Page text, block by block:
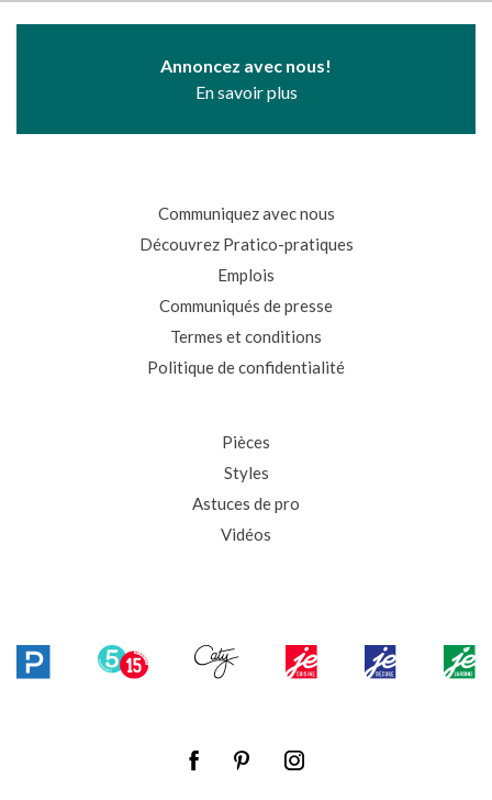
Annoncez avec nous!
En savoir plus
Communiquez avec nous
Découvrez Pratico-pratiques
Emplois
Communiqués de presse
Termes et conditions
Politique de confidentialité
Pièces
Styles
Astuces de pro
Vidéos